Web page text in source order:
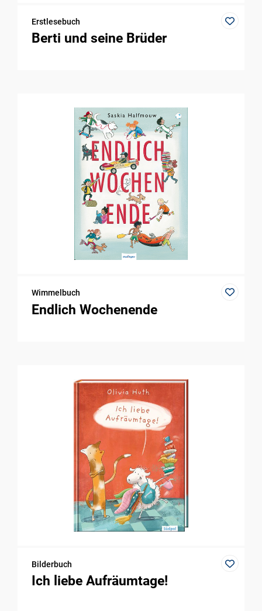
Erstlesebuch
Berti und seine Brüder
Wimmelbuch
Endlich Wochenende
Bilderbuch
Ich liebe Aufräumtage!